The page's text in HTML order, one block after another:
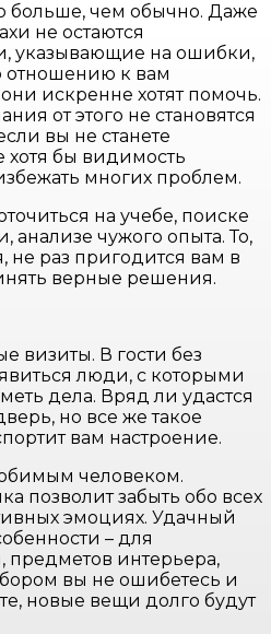
больше, чем обычно. Даже
не остаются
указывающие на ошибки,
отношению к вам
искренне хотят помочь.
от этого не становятся
вы не станете
хотя бы видимость
многих проблем.
на учебе, поиске
чужого опыта. То,
не раз пригодится вам в
верные решения.
визиты. В гости без
люди, с которыми
дела. Вряд ли удастся
но все же такое
вам настроение.
человеком.
позволит забыть обо всех
эмоциях. Удачный
– для
интерьера,
вы не ошибетесь и
новые вещи долго будут